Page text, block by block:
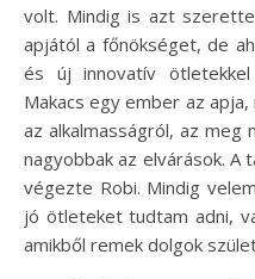
volt. Mindig is azt
apjától a főnökséget, de
és új innovatív
Makacs egy ember az
az alkalmasságról, az meg
nagyobbak az elvárások. A
végezte Robi. Mindig
jó ötleteket tudtam adni,
amikből remek dolgok